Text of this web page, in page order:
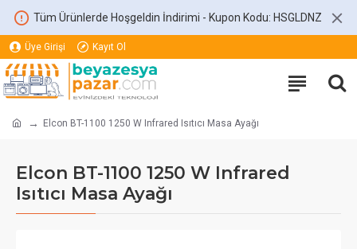
Tüm Ürünlerde Hoşgeldin İndirimi - Kupon Kodu: HSGLDNZ
Üye Girişi Kayıt Ol
Elcon BT-1100 1250 W Infrared Isıtıcı Masa Ayağı
Elcon BT-1100 1250 W Infrared
Isıtıcı Masa Ayağı